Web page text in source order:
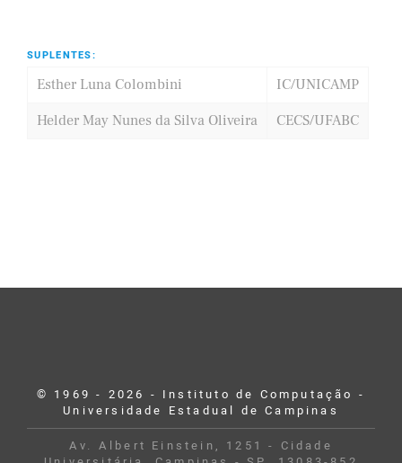
SUPLENTES:
Esther Luna Colombini
IC/UNICAMP
Helder May Nunes da Silva Oliveira
CECS/UFABC
© 1969 - 2026 - Instituto de Computação -
Universidade Estadual de Campinas
Av. Albert Einstein, 1251 - Cidade